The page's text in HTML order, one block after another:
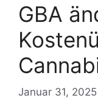
GBA
Januar 31, 2025